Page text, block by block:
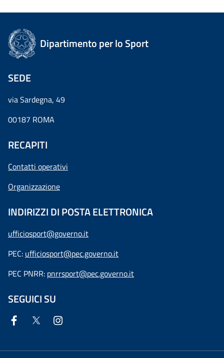
Dipartimento per lo Sport
SEDE
via Sardegna, 49
00187 ROMA
RECAPITI
Contatti operativi
Organizzazione
INDIRIZZI DI POSTA ELETTRONICA
ufficiosport@governo.it
PEC: ufficiosport@pec.governo.it
PEC PNRR: pnrrsport@pec.governo.it
SEGUICI SU